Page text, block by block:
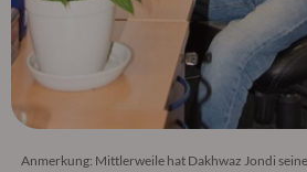
Anmerkung: Mittlerweile hat Dakhwaz Jondi